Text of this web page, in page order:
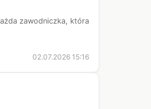
zawodniczka, która
02.07.2026 15:16